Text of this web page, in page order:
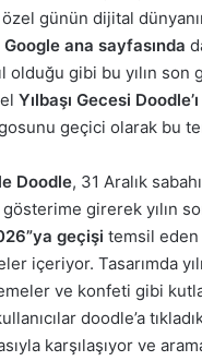
özel günün dijital
Google ana sayfasında
olduğu gibi bu yılın son
Yılbaşı Gecesi Doodle’ı
geçici olarak bu
Doodle, 31 Aralık
girerek yılın
geçişi temsil
içeriyor. Tasarımda
ve konfeti gibi
doodle’a
karşılaşıyor ve